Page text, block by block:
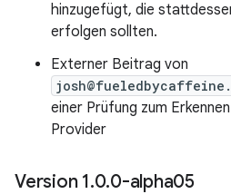
hinzugefügt, die
erfolgen sollten.
Externer Beitrag von
einer Prüfung zum
Provider
Version 1.0.0-alpha05